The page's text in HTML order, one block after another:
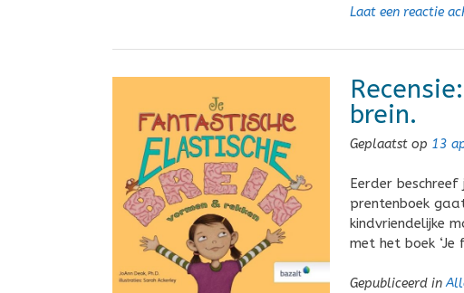
Laat een reactie
brein.
Geplaatst op 13
Eerder
prentenboek
kindvriendelijke
met het boek ‘Je
Gepubliceerd in